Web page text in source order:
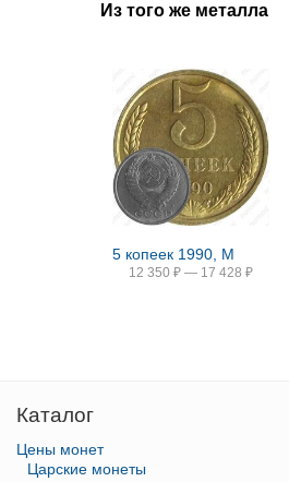
Из того же металла
5 копеек 1990, М
12 350 ₽ — 17 428 ₽
Каталог
Цены монет
Царские монеты